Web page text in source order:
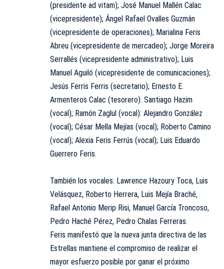
(presidente ad vitam); José Manuel Mallén Calac
(vicepresidente); Ángel Rafael Ovalles Guzmán
(vicepresidente de operaciones); Marialina Feris
Abreu (vicepresidente de mercadeo); Jorge Moreira
Serrallés (vicepresidente administrativo); Luis
Manuel Aguiló (vicepresidente de comunicaciones);
Jesús Ferris Ferris (secretario); Ernesto E.
Armenteros Calac (tesorero): Santiago Hazim
(vocal); Ramón Zaglul (vocal): Alejandro González
(vocal); César Mella Mejías (vocal); Roberto Camino
(vocal); Alexia Feris Ferrús (vocal); Luis Eduardo
Guerrero Feris.
También los vocales: Lawrence Hazoury Toca, Luis
Velásquez, Roberto Herrera, Luis Mejía Braché,
Rafael Antonio Merip Risi, Manuel García Troncoso,
Pedro Haché Pérez, Pedro Chalas Ferreras.
Feris manifestó que la nueva junta directiva de las
Estrellas mantiene el compromiso de realizar el
mayor esfuerzo posible por ganar el próximo